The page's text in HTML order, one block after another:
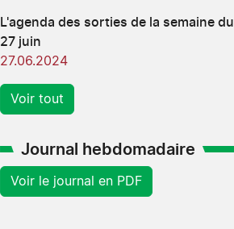
L'agenda des sorties de la semaine du
27 juin
27.06.2024
Voir tout
Journal hebdomadaire
Voir le journal en PDF